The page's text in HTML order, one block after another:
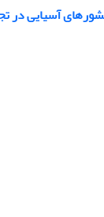
آسیایی در